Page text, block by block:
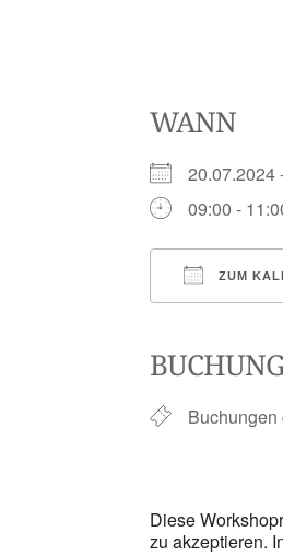
WANN
09:00 -
ZUM
Diese
zu akzeptieren.